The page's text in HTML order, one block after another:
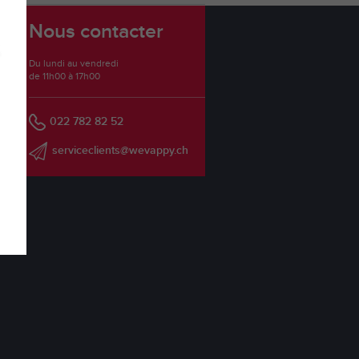
Nous contacter
Du lundi au vendredi
de 11h00 à 17h00
022 782 82 52
serviceclients@wevappy.ch